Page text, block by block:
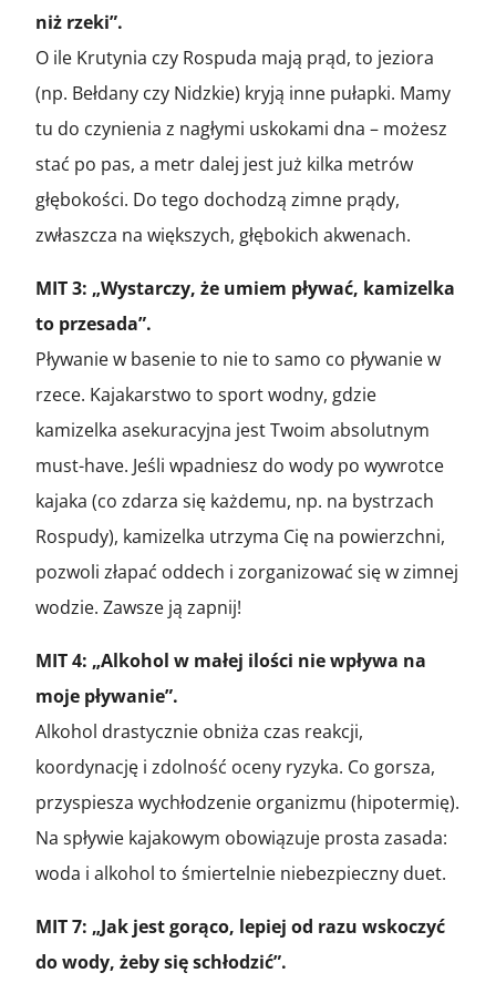
niż rzeki”.
O ile Krutynia czy Rospuda mają prąd, to jeziora
(np. Bełdany czy Nidzkie) kryją inne pułapki. Mamy
tu do czynienia z nagłymi uskokami dna – możesz
stać po pas, a metr dalej jest już kilka metrów
głębokości. Do tego dochodzą zimne prądy,
zwłaszcza na większych, głębokich akwenach.
MIT 3: „Wystarczy, że umiem pływać, kamizelka
to przesada”.
Pływanie w basenie to nie to samo co pływanie w
rzece. Kajakarstwo to sport wodny, gdzie
kamizelka asekuracyjna jest Twoim absolutnym
must-have. Jeśli wpadniesz do wody po wywrotce
kajaka (co zdarza się każdemu, np. na bystrzach
Rospudy), kamizelka utrzyma Cię na powierzchni,
pozwoli złapać oddech i zorganizować się w zimnej
wodzie. Zawsze ją zapnij!
MIT 4: „Alkohol w małej ilości nie wpływa na
moje pływanie”.
Alkohol drastycznie obniża czas reakcji,
koordynację i zdolność oceny ryzyka. Co gorsza,
przyspiesza wychłodzenie organizmu (hipotermię).
Na spływie kajakowym obowiązuje prosta zasada:
woda i alkohol to śmiertelnie niebezpieczny duet.
MIT 7: „Jak jest gorąco, lepiej od razu wskoczyć
do wody, żeby się schłodzić”.